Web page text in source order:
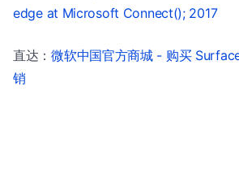
edge at Microsoft Connect(); 2017
直达：微软中国官方商城 - 购买
销